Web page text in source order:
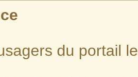
du portail